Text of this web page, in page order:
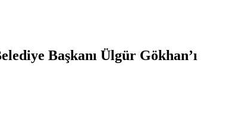
Başkanı Ülgür Gökhan’ı